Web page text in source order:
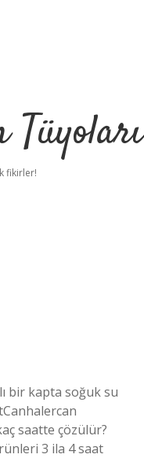
fikirler!
bir kapta soğuk su
saatte çözülür?
3 ila 4 saat